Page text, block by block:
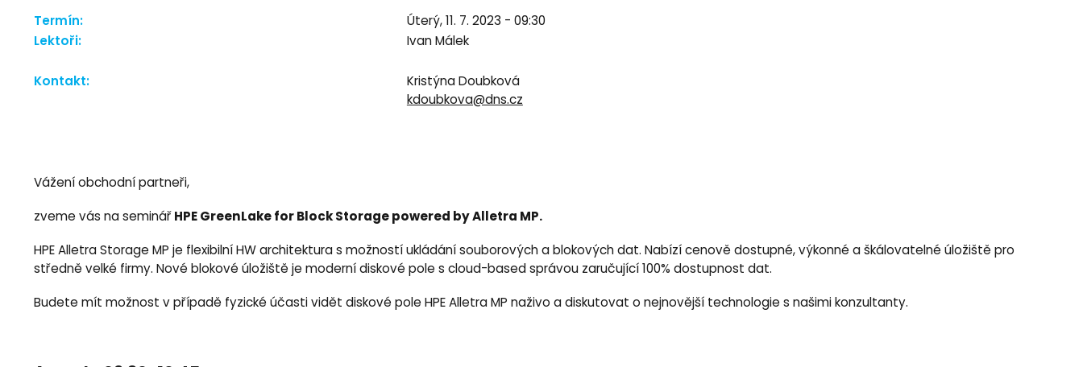
Termín: Úterý, 11. 7. 2023 - 09:30
Lektoři: Ivan Málek
Kontakt:
Kristýna Doubková
kdoubkova@dns.cz
Vážení obchodní partneři,
zveme vás na seminářHPE GreenLake for Block Storage powered by Alletra MP.
HPE Alletra Storage MP je flexibilní HW architektura s možností ukládání souborových a blokových dat. Nabízí cenově dostupné, výkonné a škálovatelné úložiště pro
středně velké firmy. Nové blokové úložiště je moderní diskové pole s cloud-based správou zaručující 100% dostupnost dat.
Budete mít možnost v případě fyzické účasti vidět diskové pole HPE Alletra MP naživo a diskutovat o nejnovější technologie s našimi konzultanty.